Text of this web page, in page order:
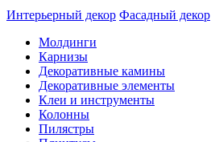
Интерьерный декор Фасадный декор
Молдинги
Карнизы
Декоративные камины
Декоративные элементы
Клеи и инструменты
Колонны
Пилястры